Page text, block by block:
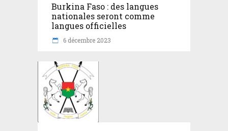
Burkina Faso : des langues
nationales seront comme
langues officielles
6 décembre 2023